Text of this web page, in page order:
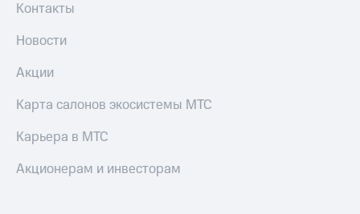
Контакты
Новости
Акции
Карта салонов экосистемы МТС
Карьера в МТС
Акционерам и инвесторам